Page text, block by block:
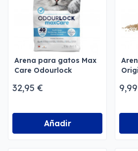
Arena para gatos Max
Care Odourlock
32,95 €
Añadir